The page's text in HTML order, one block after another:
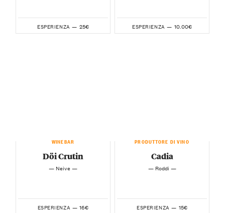
ESPERIENZA — 25€ ESPERIENZA — 10.00€
WINEBAR
Döi Crutin
— Neive —
ESPERIENZA — 16€
PRODUTTORE DI VINO
Cadia
— Roddi —
ESPERIENZA — 15€